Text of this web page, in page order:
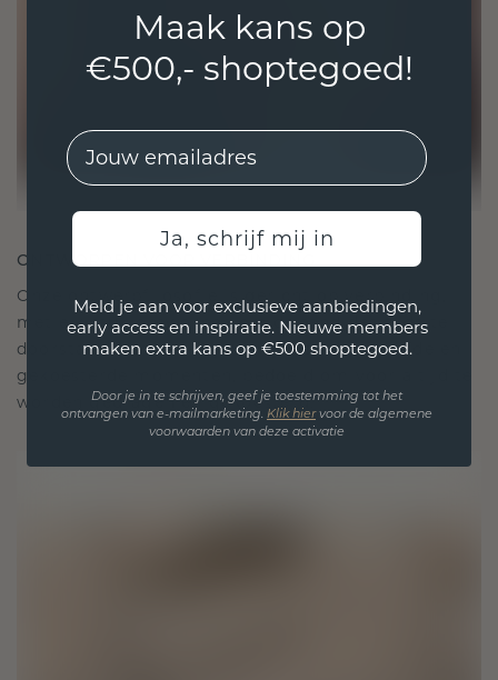
ONTWORPEN VOOR VERBINDING
Onze ontwerpfilosofie is gericht op verbinding,
met elk stuk ontworpen om de tand des tijds te
doorstaan. Het wordt jouw symbool van liefde en
gekoesterde momenten, bedoeld om voor altijd te
worden gedragen en gekoesterd.
Maak kans op
€500,- shoptegoed!
EMail
Ja, schrijf mij in
Meld je aan voor exclusieve aanbiedingen,
early access en inspiratie. Nieuwe members
maken extra kans op €500 shoptegoed.
Door je in te schrijven, geef je toestemming tot het
ontvangen van e-mailmarketing. Klik hiervoor de algemene
voorwaarden van deze activatie